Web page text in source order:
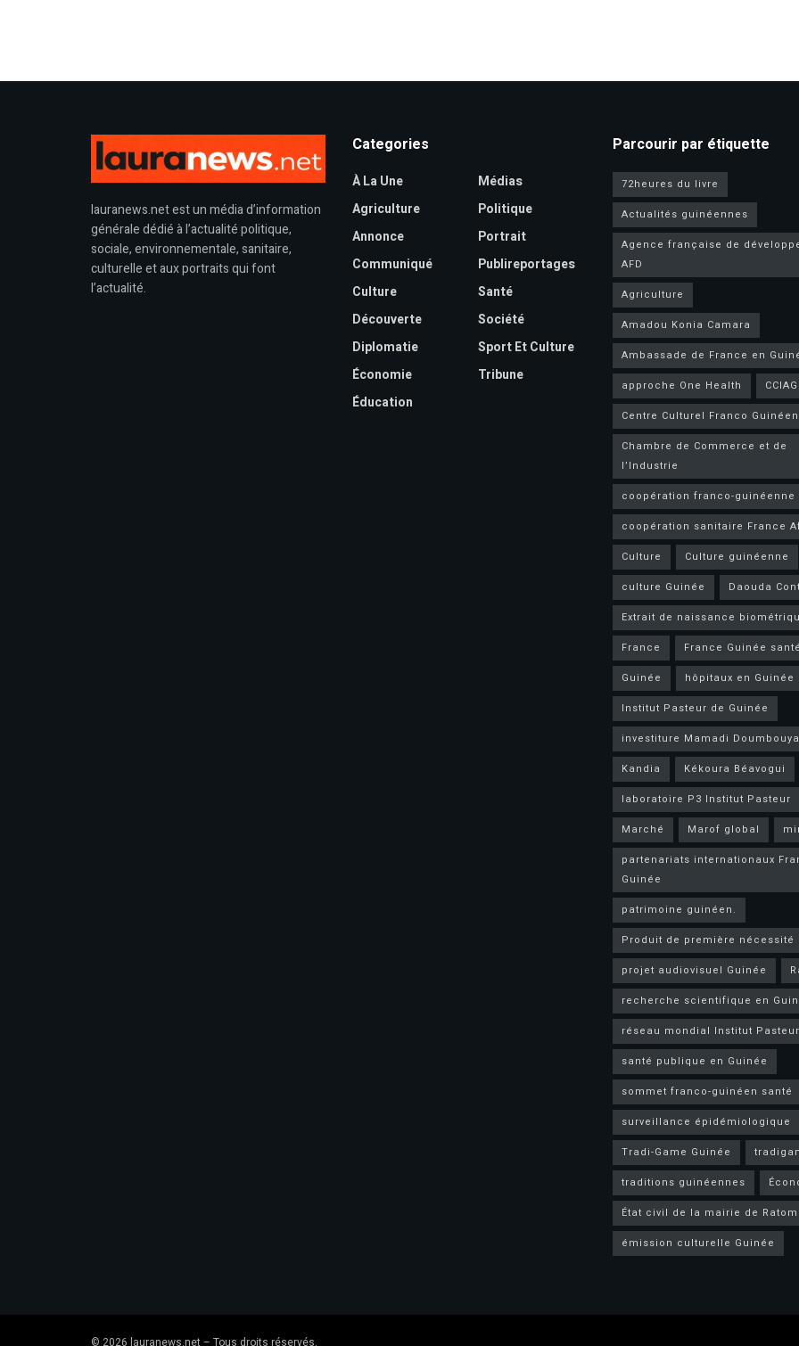
lauranews.net est un média d’information
générale dédié à l’actualité politique,
sociale, environnementale, sanitaire,
culturelle et aux portraits qui font
l’actualité.
Categories
À La Une
Agriculture
Annonce
Communiqué
Culture
Découverte
Diplomatie
Économie
Éducation
Médias
Politique
Portrait
Publireportages
Santé
Société
Sport Et Culture
Tribune
Parcourir par étiquette
72heures du livre
Actualités guinéennes
Agence française de
AFD
Agriculture
Amadou Konia Camara
Ambassade de France en
approche One Health
CCIAG
Centre Culturel Franco Guinéen
Chambre de Commerce et de
l’Industrie
coopération franco-guinéenne
coopération sanitaire France
Culture
Culture guinéenne
culture Guinée
Daouda
Extrait de naissance
France
France Guinée santé
Guinée
hôpitaux en Guinée
Institut Pasteur de Guinée
investiture Mamadi Doumbouya
Kandia
Kékoura Béavogui
laboratoire P3 Institut Pasteur
Marché
Marof global
partenariats internationaux
Guinée
patrimoine guinéen.
Produit de première nécessité
projet audiovisuel Guinée
recherche scientifique en
réseau mondial Institut Pasteur
santé publique en Guinée
sommet franco-guinéen santé
surveillance épidémiologique
Tradi-Game Guinée
traditions guinéennes
État civil de la mairie de
émission culturelle Guinée
© 2026 lauranews.net – Tous droits réservés.